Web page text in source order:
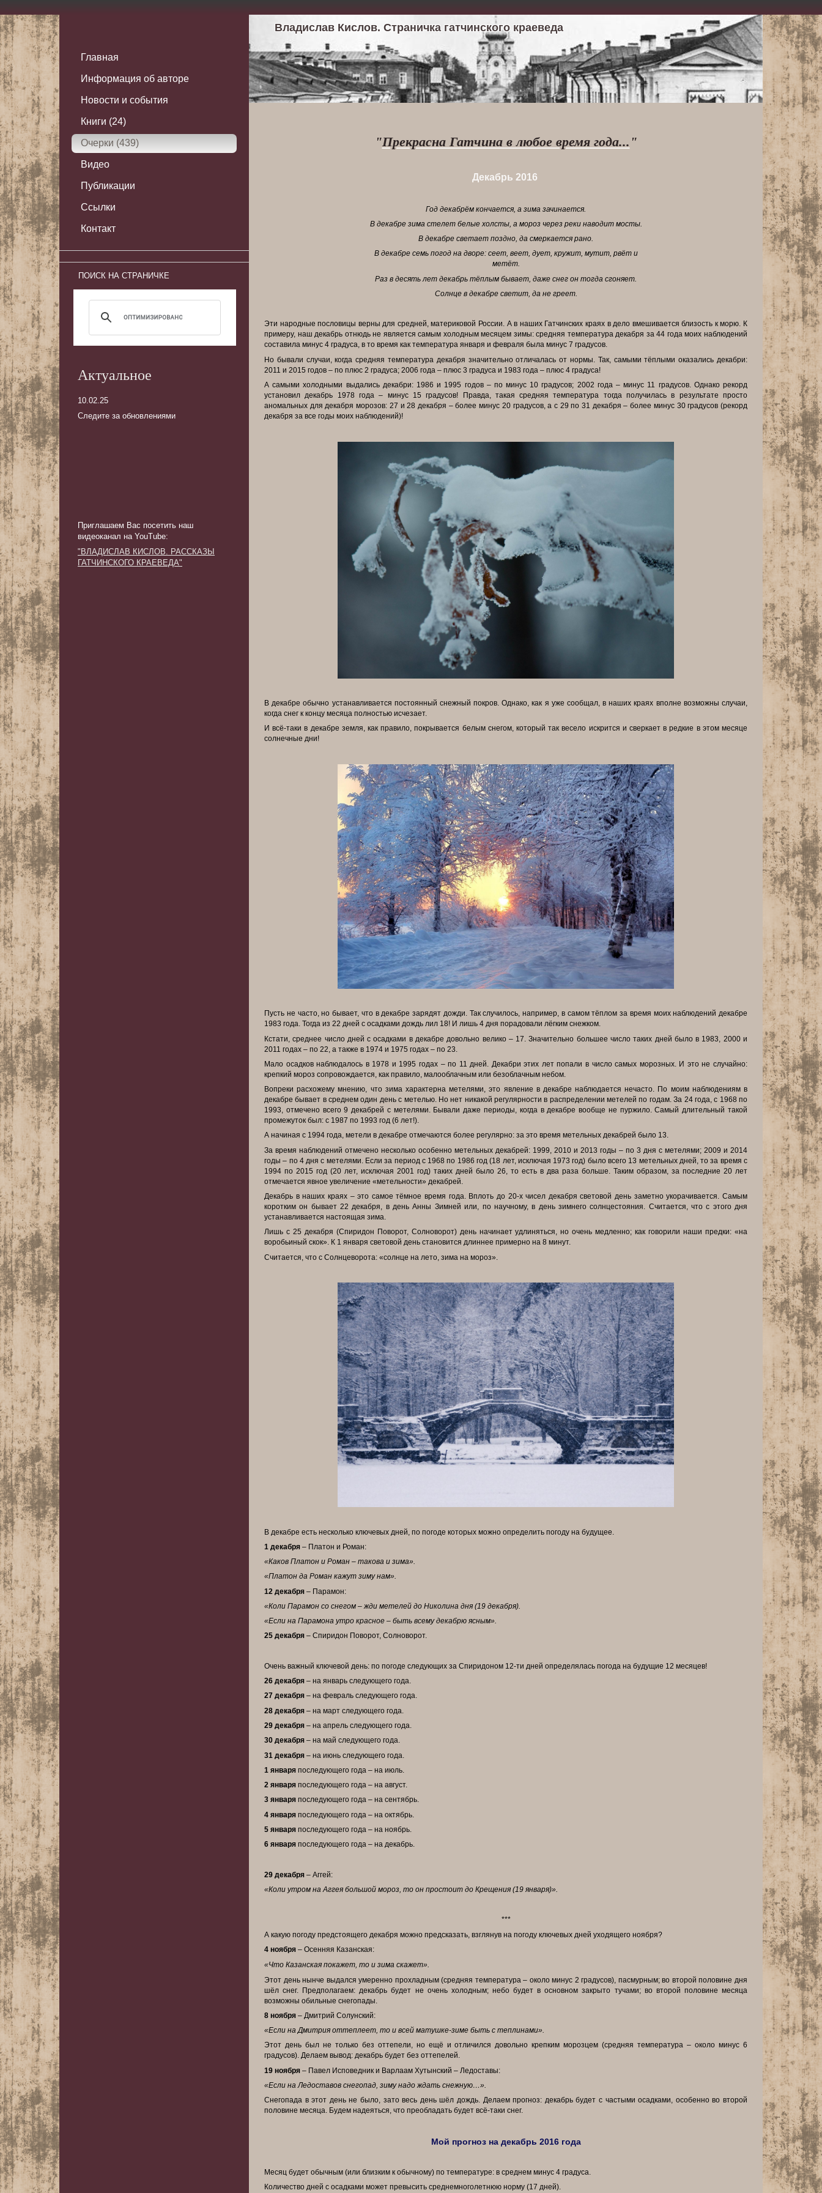
Главная
Информация об авторе
Новости и события
Книги (24)
Очерки (439)
Видео
Публикации
Ссылки
Контакт
ПОИСК НА СТРАНИЧКЕ
Актуальное
10.02.25
Следите за обновлениями
Приглашаем Вас посетить наш
видеоканал на YouTube:
"ВЛАДИСЛАВ КИСЛОВ. РАССКАЗЫ
ГАТЧИНСКОГО КРАЕВЕДА"
Владислав Кислов. Страничка гатчинского краеведа
"Прекрасна Гатчина в любое время года... "
Декабрь 2016
Год декабрём кончается, а зима зачинается.
В декабре зима стелет белые холсты, а мороз через реки наводит мосты.
В декабре светает поздно, да смеркается рано.
В декабре семь погод на дворе: сеет, веет, дует, кружит, мутит, рвёт и
метёт.
Раз в десять лет декабрь тёплым бывает, даже снег он тогда сгоняет.
Солнце в декабре светит, да не греет.
Эти народные пословицы верны для средней, материковой России. А в наших Гатчинских краях в дело вмешивается близость к морю. К
примеру, нашдекабрь отнюдь не является самым холодным месяцем зимы: средняя температура декабря за 44 года моих наблюдений
составила минус 4 градуса, в то время как температура января и февраля была минус 7 градусов.
Но бывали случаи, когда средняя температура декабря значительноотличалась от нормы. Так, самыми тёплыми оказались декабри:
2011 и 2015 годов – по плюс 2 градуса; 2006 года – плюс 3 градуса и 1983 года – плюс 4 градуса!
А самыми холодными выдались декабри: 1986 и 1995 годов – по минус 10градусов; 2002 года – минус 11 градусов. Однако рекорд
установил декабрь 1978 года – минус 15 градусов! Правда, такая средняя температура тогдаполучилась в результате просто
аномальных для декабря морозов: 27 и 28 декабря – более минус 20 градусов, а с 29 по 31 декабря – более минус 30градусов (рекорд
декабря за все годы моих наблюдений)!
В декабре обычно устанавливается постоянный снежный покров. Однако,как я уже сообщал, в наших краях вполне возможны случаи,
когда снег к концу месяца полностью исчезает.
И всё-таки в декабре земля, как правило, покрывается белым снегом, который так весело искрится и сверкает в редкие в этом месяце
солнечные дни!
Пусть не часто, но бывает, что в декабре зарядят дожди. Так случилось, например, в самом тёплом за время моих наблюдений декабре
1983 года. Тогда из 22 дней с осадками дождь лил 18! И лишь 4 дня порадовали лёгким снежком.
Кстати, среднее число дней с осадками в декабре довольно велико – 17. Значительно большее число таких дней было в 1983, 2000 и
2011 годах – по 22, а также в 1974 и 1975 годах – по 23.
Мало осадков наблюдалось в 1978 и 1995 годах – по 11 дней. Декабри этих лет попали в число самых морозных. И это не случайно:
крепкий мороз сопровождается, как правило, малооблачным или безоблачным небом.
Вопреки расхожему мнению, что зима характерна метелями, это явление в декабре наблюдается нечасто. По моим наблюдениям в
декабре бывает в среднем один день с метелью. Но нет никакой регулярности в распределении метелей по годам. За 24 года, с 1968 по
1993, отмечено всего 9 декабрей с метелями. Бывали даже периоды, когда в декабре вообще не пуржило. Самый длительный такой
промежуток был: с 1987 по 1993 год (6 лет!).
А начиная с 1994 года, метели в декабре отмечаются более регулярно: за это время метельных декабрей было 13.
За время наблюдений отмечено несколько особенно метельных декабрей: 1999, 2010 и 2013 годы – по 3 дня с метелями; 2009 и 2014
годы – по 4 дня с метелями. Если за период с 1968 по 1986 год (18 лет, исключая 1973 год) было всего 13 метельных дней, то за время с
1994 по 2015 год (20 лет, исключая 2001 год) таких дней было 26, то есть в два раза больше. Таким образом, за последние 20 лет
отмечается явное увеличение «метельности» декабрей.
Декабрь в наших краях – это самое тёмное время года. Вплоть до 20-х чисел декабря световой день заметно укорачивается. Самым
коротким он бывает 22 декабря, в день Анны Зимней или, по научному, в день зимнего солнцестояния. Считается, что с этого дня
устанавливается настоящая зима.
Лишь с 25 декабря (Спиридон Поворот, Солноворот) день начинает удлиняться, но очень медленно; как говорили наши предки: «на
воробьиный скок». К 1 января световой день становится длиннее примерно на 8 минут.
Считается, что с Солнцеворота: «солнце на лето, зима на мороз».
В декабре есть несколько ключевых дней, по погоде которых можно определить погоду на будущее.
1 декабря – Платон и Роман:
«Каков Платон и Роман – такова и зима».
«Платон да Роман кажут зиму нам».
12 декабря – Парамон:
«Коли Парамон со снегом – жди метелей до Николина дня (19 декабря).
«Если на Парамона утро красное – быть всему декабрю ясным».
25 декабря – Спиридон Поворот, Солноворот.
Очень важный ключевой день: по погоде следующих за Спиридоном 12-ти дней определялась погода на будущие 12 месяцев!
26 декабря – на январь следующего года.
27 декабря – на февраль следующего года.
28 декабря – на март следующего года.
29 декабря – на апрель следующего года.
30 декабря – на май следующего года.
31 декабря – на июнь следующего года.
1 января последующего года – на июль.
2 января последующего года – на август.
3 января последующего года – на сентябрь.
4 января последующего года – на октябрь.
5 января последующего года – на ноябрь.
6 января последующего года – на декабрь.
29 декабря – Аггей:
«Коли утром на Аггея большой мороз, то он простоит до Крещения (19 января)».
***
А какую погоду предстоящего декабря можно предсказать, взглянув на погоду ключевых дней уходящего ноября?
4 ноября – Осенняя Казанская:
«Что Казанская покажет, то и зима скажет».
Этот день нынче выдался умеренно прохладным (средняя температура – около минус 2 градусов), пасмурным; во второй половине дня
шёл снег. Предполагаем: декабрь будет не очень холодным; небо будет в основном закрыто тучами; во второй половине месяца
возможны обильные снегопады.
8 ноября – Дмитрий Солунский:
«Если на Дмитрия оттеплеет, то и всей матушке-зиме быть с теплинами».
Этот день был не только без оттепели, но ещё и отличился довольно крепким морозцем (средняя температура – около минус 6
градусов). Делаем вывод: декабрь будет без оттепелей.
19 ноября – Павел Исповедник и Варлаам Хутынский – Ледоставы:
«Если на Ледоставов снегопад, зиму надо ждать снежную…».
Снегопада в этот день не было, зато весь день шёл дождь. Делаем прогноз: декабрь будет с частыми осадками, особенно во второй
половине месяца. Будем надеяться, что преобладать будет всё-таки снег.
Мой прогноз на декабрь 2016 года
Месяц будет обычным (или близким к обычному) по температуре: в среднем минус 4 градуса.
Количество дней с осадками может превысить среднемноголетнюю норму (17 дней).